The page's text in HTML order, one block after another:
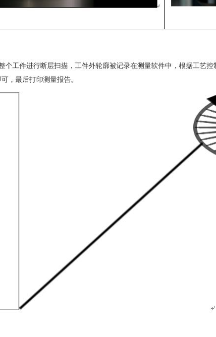
工件进行断层扫描，工件外轮廓被记录在测量软件中，根据工艺
，最后打印测量报告。